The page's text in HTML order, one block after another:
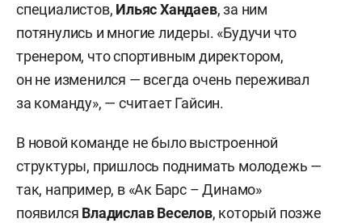
специалистов, Ильяс Хандаев, за ним
потянулись и многие лидеры. «Будучи что
тренером, что спортивным директором,
он не изменился — всегда очень переживал
за команду», — считает Гайсин.
В новой команде не было выстроенной
структуры, пришлось поднимать молодежь —
так, например, в «Ак Барс – Динамо»
появился Владислав Веселов, который позже